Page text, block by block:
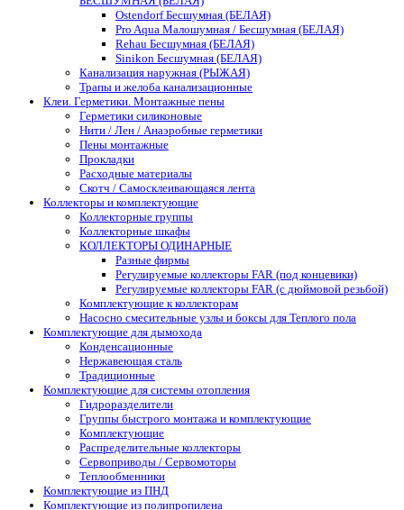
Ostendorf Бесшумная (БЕЛАЯ)
Pro Aqua Малошумная / Бесшумная (БЕЛАЯ)
Rehau Бесшумная (БЕЛАЯ)
Sinikon Бесшумная (БЕЛАЯ)
Канализация наружная (РЫЖАЯ)
Трапы и желоба канализационные
Клеи. Герметики. Монтажные пены
Герметики силиконовые
Нити / Лен / Анаэробные герметики
Пены монтажные
Прокладки
Расходные материалы
Скотч / Самосклеивающаяся лента
Коллекторы и комплектующие
Коллекторные группы
Коллекторные шкафы
КОЛЛЕКТОРЫ ОДИНАРНЫЕ
Разные фирмы
Регулируемые коллекторы FAR (под концевики)
Регулируемые коллекторы FAR (с дюймовой резьбой)
Комплектующие к коллекторам
Насосно смесительные узлы и боксы для Теплого пола
Комплектующие для дымохода
Конденсационные
Нержавеющая сталь
Традиционные
Комплектующие для системы отопления
Гидроразделители
Группы быстрого монтажа и комплектующие
Комплектующие
Распределительные коллекторы
Сервоприводы / Сервомоторы
Теплообменники
Комплектующие из ПНД
Комплектующие из полипропилена